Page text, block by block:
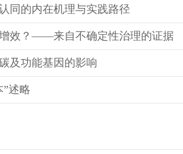
同的内在机理与实践路径
效？——来自不确定性治理的证据
及功能基因的影响
述略